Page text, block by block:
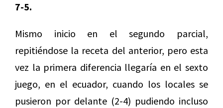
7-5.
Mismo inicio en el segundo parcial,
repitiéndose la receta del anterior, pero esta
vez la primera diferencia llegaría en el sexto
juego, en el ecuador, cuando los locales se
pusieron por delante (2-4) pudiendo incluso